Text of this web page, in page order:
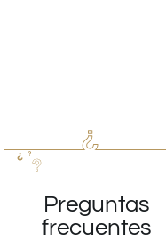
Preguntas
frecuentes